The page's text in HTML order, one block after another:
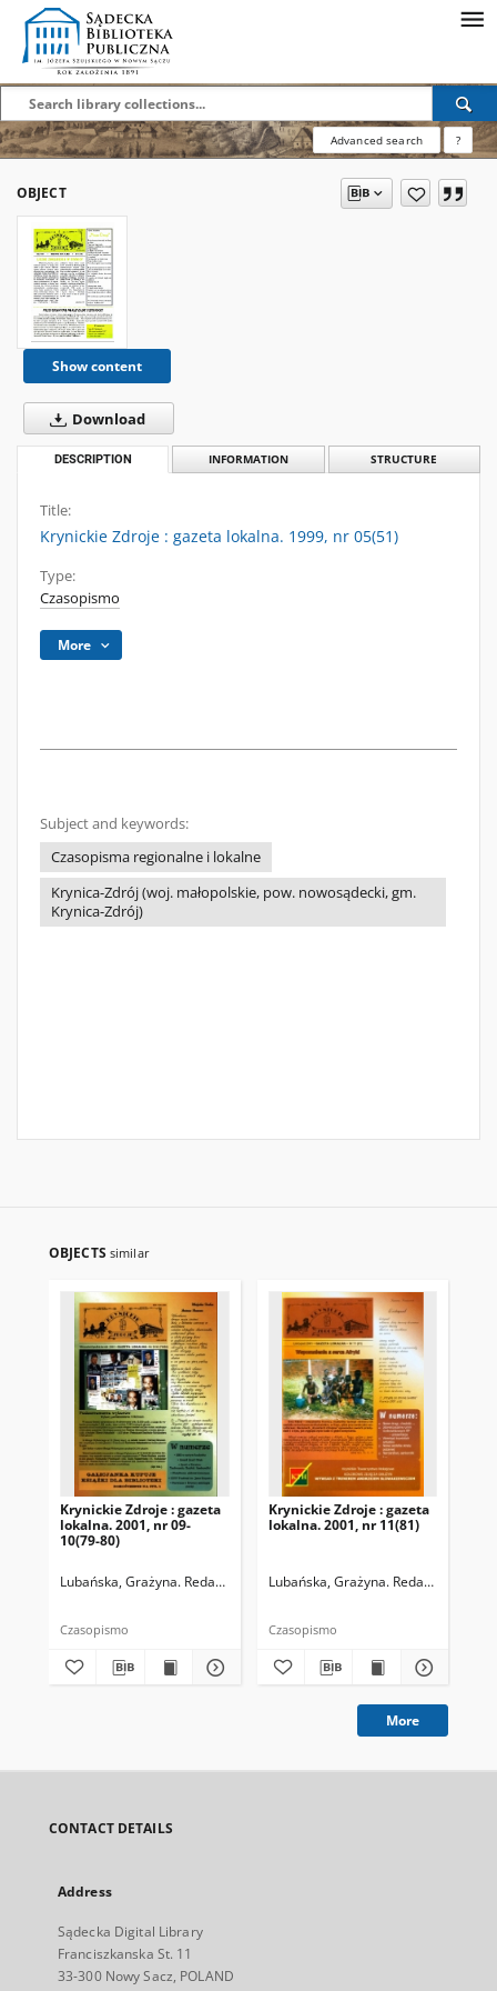
Advanced search ?
OBJECT
Show content
Download
DESCRIPTION INFORMATION STRUCTURE
Title:
Krynickie Zdroje : gazeta lokalna. 1999, nr 05(51)
Type:
Czasopismo
More
Subject and keywords:
Czasopisma regionalne i lokalne
Krynica-Zdrój (woj. małopolskie, pow. nowosądecki, gm.
Krynica-Zdrój)
OBJECTS similar
Krynickie Zdroje : gazeta
lokalna. 2001, nr 09-
10(79-80)
Lubańska, Grażyna. Redaktor naczelny
Czasopismo
Krynickie Zdroje : gazeta
lokalna. 2001, nr 11(81)
Lubańska, Grażyna. Redaktor
Czasopismo
More
CONTACT DETAILS
Address
Sądecka Digital Library
Franciszkanska St. 11
33-300 Nowy Sacz, POLAND